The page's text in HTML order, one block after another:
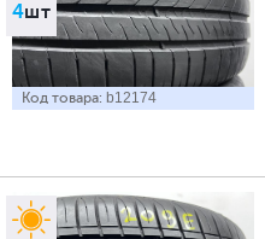
4шт
Код товара: b12174